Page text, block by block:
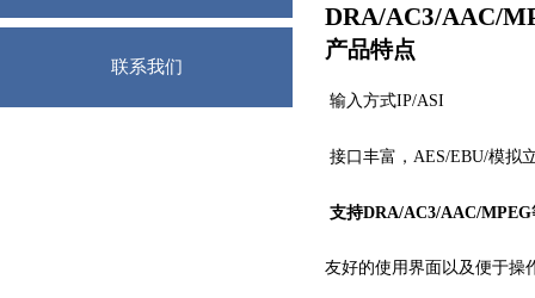
联系我们
DRA/AC3/AAC/
产品特点
输入方式IP/ASI
接口丰富， AES/EBU/模拟
支持DRA/AC3/AAC/MPEG
友好的使用界面以及便于操